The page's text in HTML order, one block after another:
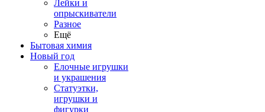
Лейки и
опрыскиватели
Разное
Ещё
Бытовая химия
Новый год
Елочные игрушки
и украшения
Статуэтки,
игрушки и
фигурки